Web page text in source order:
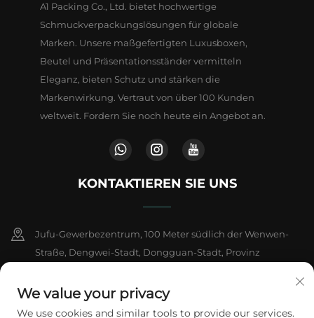
A1 Packing Co., Ltd. bietet hochwertige
Schmuckverpackungslösungen für globale
Marken. Unsere maßgefertigten Luxusboxen,
Beutel und Präsentationsständer vermitteln
Eleganz, bieten Schutz und stärken die
Markenwirkung. Vertraut von über 100 Kunden
weltweit. Fordern Sie noch heute ein Angebot an.
KONTAKTIEREN SIE UNS
Jufu-Gewerbezentrum, 100 Meter südlich der Wenwen-
Straße, Dengwei-Stadt, Dongguan-Stadt, Provinz
+86-18802602550
We value your privacy
We use cookies and similar tools to provide our services.